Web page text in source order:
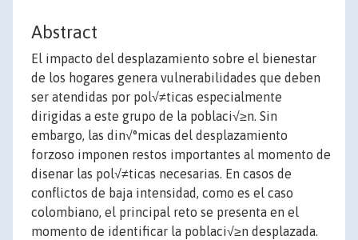
Abstract
El impacto del desplazamiento sobre el bienestar
de los hogares genera vulnerabilidades que deben
ser atendidas por pol√≠ticas especialmente
dirigidas a este grupo de la poblaci√≥n. Sin
embargo, las din√°micas del desplazamiento
forzoso imponen restos importantes al momento de
disenar las pol√≠ticas necesarias. En casos de
conflictos de baja intensidad, como es el caso
colombiano, el principal reto se presenta en el
momento de identificar la poblaci√≥n desplazada.